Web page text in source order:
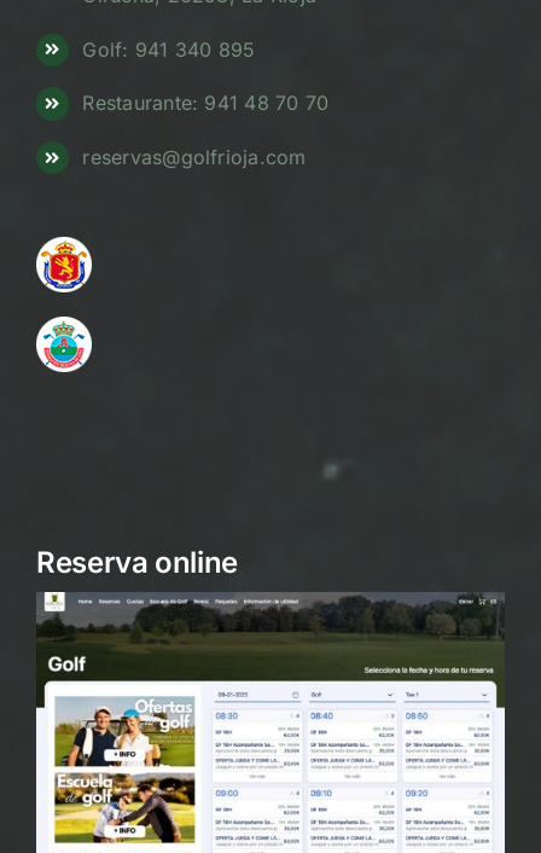
Golf: 941 340 895
Restaurante: 941 48 70 70
reservas@golfrioja.com
Reserva online